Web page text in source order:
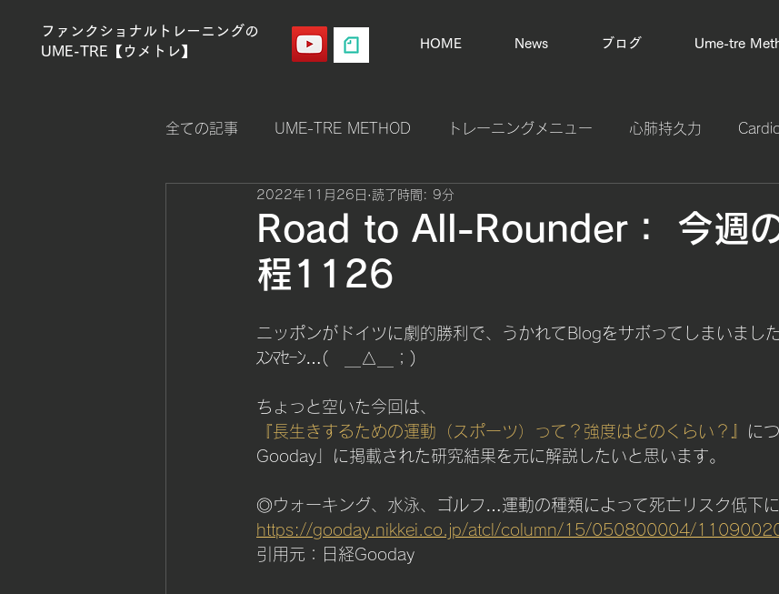
ファンクショナルトレーニングの
UME-TRE【ウメトレ】
HOME News ブログ Ume-tre
全ての記事 UME-TRE METHOD トレーニングメニュー 心肺持久力
ストレングス（筋力強化） プライオメトリック（瞬発力強化）
クロスフィットゲームス
エリートフィットネス
コーチング
Road to All-Rounder： 今週
程1126
2022年11月26日 読了時間: 9分
ニッポンがドイツに劇的勝利で、うかれてBlogをサボってしまいました
ｽﾝﾏｾｰﾝ…(　＿△＿；)
ちょっと空いた今回は、
『長生きするための運動（スポーツ）って？強度はどのくらい？』
に
Gooday」に掲載された研究結果を元に解説したいと思います。
◎ウォーキング、水泳、ゴルフ…運動の種類によって死亡リスク低下
https://gooday.nikkei.co.jp/atcl/column/15/050800004/
引用元：日経Gooday